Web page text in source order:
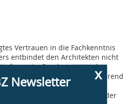
Vertrauen in die Fachkenntnis
entbindet den Architekten nicht
Im Ergebnis muss der
Sonderfachplaner kontrollierend
um eine eigene Haftung
Die Grenzen zu dem, was der
x
Newsletter